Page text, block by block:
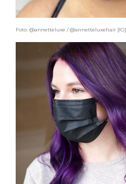
Foto: @annetteluxe / @annetteluxehair [IG]